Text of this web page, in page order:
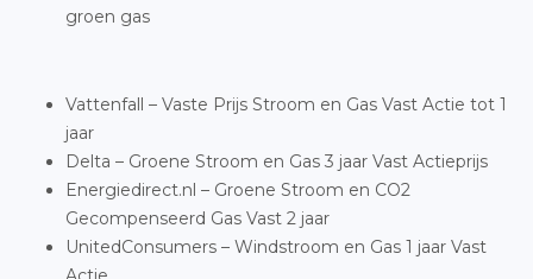
groen gas
Vattenfall – Vaste Prijs Stroom en Gas Vast Actie tot 1
jaar
Delta – Groene Stroom en Gas 3 jaar Vast Actieprijs
Energiedirect.nl – Groene Stroom en CO2
Gecompenseerd Gas Vast 2 jaar
UnitedConsumers – Windstroom en Gas 1 jaar Vast